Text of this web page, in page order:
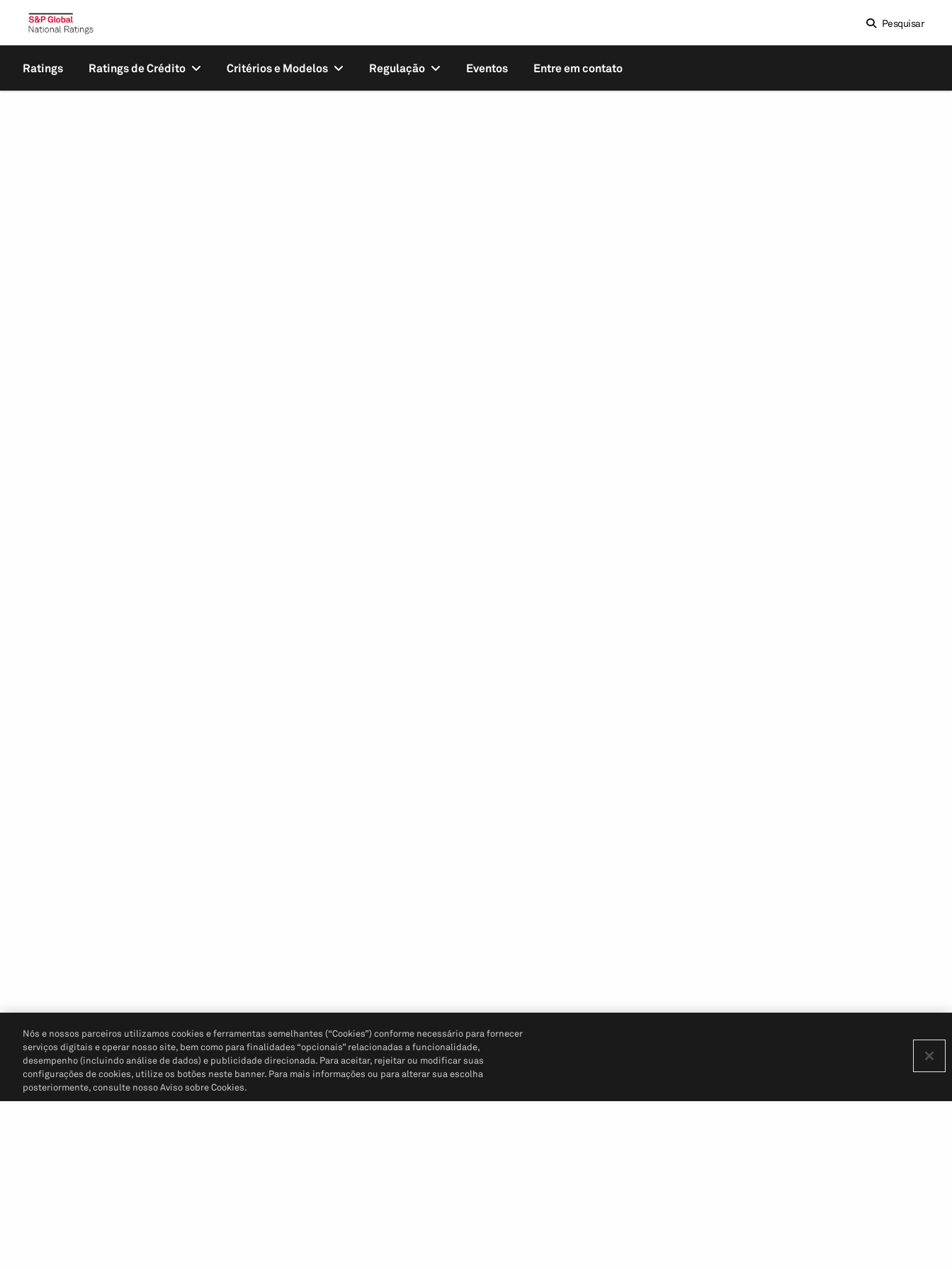
Pesquisar
Ratings Ratings de Crédito Critérios e Modelos Regulação Eventos Entre em contato
Nós e nossos parceiros utilizamos cookies e ferramentas semelhantes (“Cookies”) conforme necessário para fornecer
serviços digitais e operar nosso site, bem como para finalidades “opcionais” relacionadas a funcionalidade,
desempenho (incluindo análise de dados) e publicidade direcionada. Para aceitar, rejeitar ou modificar suas
configurações de cookies, utilize os botões neste banner. Para mais informações ou para alterar sua escolha
posteriormente, consulte nosso Aviso sobre Cookies.